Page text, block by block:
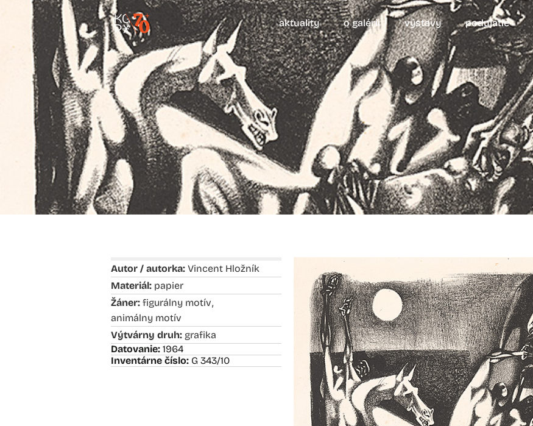
aktuality o galérii výstavy podujatie
Autor / autorka: Vincent Hložník
Materiál: papier
Žáner: figurálny motív,
animálny motív
Výtvárny druh: grafika
Datovanie: 1964
Inventárne číslo: G 343/10